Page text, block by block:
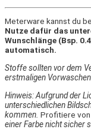
Meterware kannst du
Nutze dafür das
Wunschlänge (Bsp.
automatisch.
Stoffe sollten vor dem
erstmaligen
Hinweis: Aufgrund der
unterschiedlichen
kommen. Profitiere
einer Farbe nicht sicher